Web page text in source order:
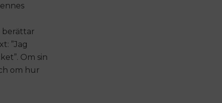
berättar
”Jag
Om sin
om hur